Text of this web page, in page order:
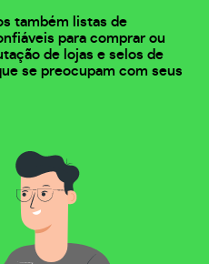
também listas de
para comprar ou
de lojas e selos de
se preocupam com seus